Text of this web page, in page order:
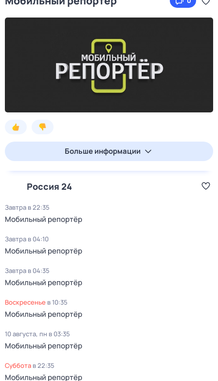
Больше информации
Россия 24
Завтра в 22:35
Мобильный репортёр
Завтра в 04:10
Мобильный репортёр
Завтра в 04:35
Мобильный репортёр
воскресенье в10:35
Мобильный репортёр
10 августа, пн в 03:35
Мобильный репортёр
суббота в22:35
Мобильный репортёр